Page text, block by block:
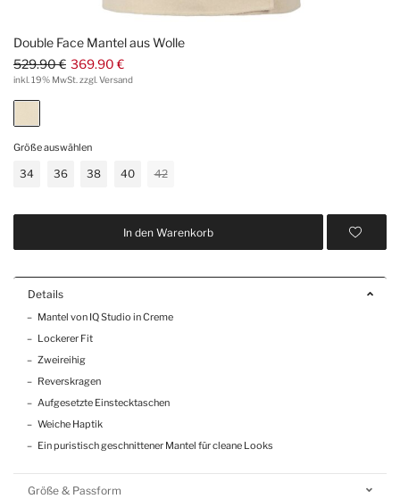
Double Face Mantel aus Wolle
529.90 € 369.90 €
inkl. 19% MwSt. zzgl. Versand
Größe auswählen
34 36 38 40 42
In den Warenkorb
Details
Mantel von IQ Studio in Creme
Lockerer Fit
Zweireihig
Reverskragen
Aufgesetzte Einstecktaschen
Weiche Haptik
Ein puristisch geschnittener Mantel für cleane Looks
Größe & Passform